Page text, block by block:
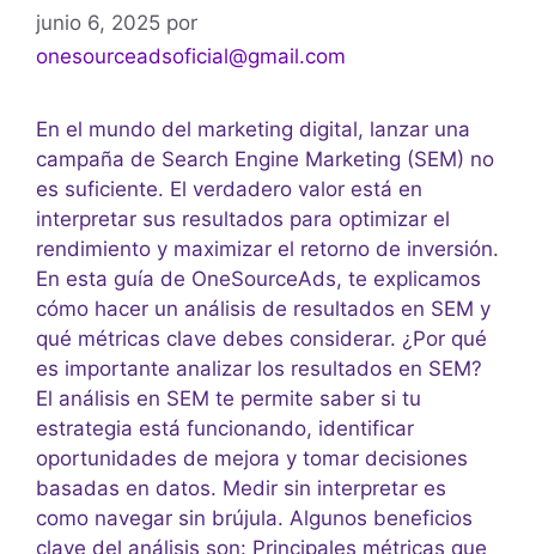
junio 6, 2025 por
onesourceadsoficial@gmail.com
En el mundo del marketing digital, lanzar una
campaña de Search Engine Marketing (SEM) no
es suficiente. El verdadero valor está en
interpretar sus resultados para optimizar el
rendimiento y maximizar el retorno de inversión.
En esta guía de OneSourceAds, te explicamos
cómo hacer un análisis de resultados en SEM y
qué métricas clave debes considerar. ¿Por qué
es importante analizar los resultados en SEM?
El análisis en SEM te permite saber si tu
estrategia está funcionando, identificar
oportunidades de mejora y tomar decisiones
basadas en datos. Medir sin interpretar es
como navegar sin brújula. Algunos beneficios
clave del análisis son: Principales métricas que